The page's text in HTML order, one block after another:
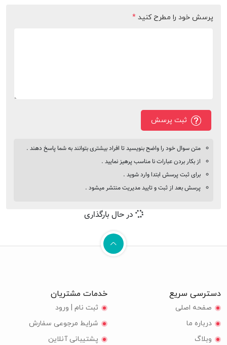
پرسش خود را مطرح کنید *
متن سوال خود را واضح بنویسید تا افراد بیشتری بتوانند به شما پاسخ دهند .
از بکار بردن عبارات نا مناسب پرهیز نمایید .
برای ثبت پرسش ابتدا وارد شوید .
پرسش بعد از ثبت و تایید مدیریت منتشر میشود .
در حال بارگذاری
دسترسی سریع
صفحه اصلی
درباره ما
وبلاگ
خدمات مشتریان
ثبت نام | ورود
شرایط مرجوعی سفارش
پشتیبانی آنلاین